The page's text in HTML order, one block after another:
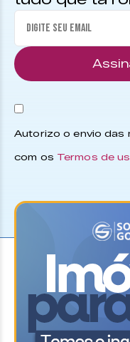
Autorizo o envio das
com os Termos de